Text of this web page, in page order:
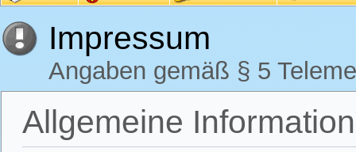
Impressum
Angaben gemäß § 5
Allgemeine